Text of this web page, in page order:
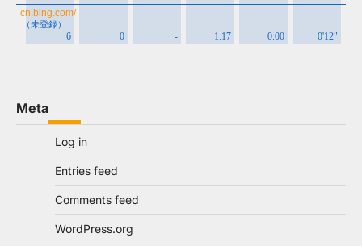
Meta
Log in
Entries feed
Comments feed
WordPress.org